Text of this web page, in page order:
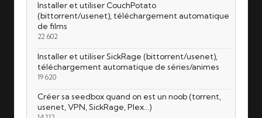
Installer et utiliser CouchPotato
(bittorrent/usenet), téléchargement automatique
de films
22 602
Installer et utiliser SickRage (bittorrent/usenet),
téléchargement automatique de séries/animes
19 620
Créer sa seedbox quand on est un noob (torrent,
usenet, VPN, SickRage, Plex…)